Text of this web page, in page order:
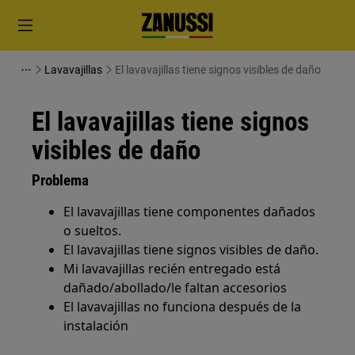
Lavavajillas El lavavajillas tiene signos visibles de daño
El lavavajillas tiene signos
visibles de daño
Problema
El lavavajillas tiene componentes dañados
o sueltos.
El lavavajillas tiene signos visibles de daño.
Mi lavavajillas recién entregado está
dañado/abollado/le faltan accesorios
El lavavajillas no funciona después de la
instalación